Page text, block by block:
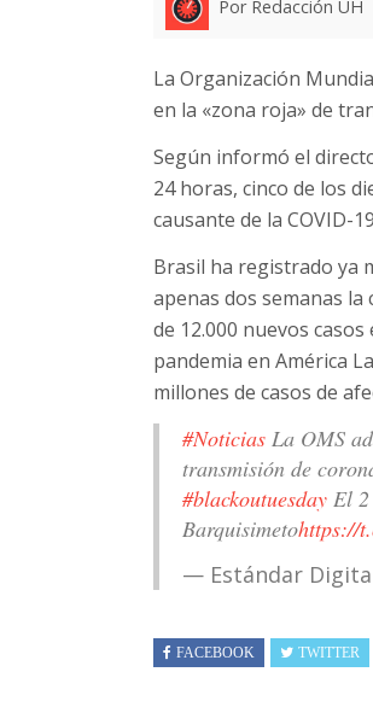
Por Redacción UH
La Organización
en la «zona roja» de
Según informó el
24 horas, cinco de los
causante de la COVID-
Brasil ha registrado ya
apenas dos semanas la
de 12.000 nuevos
pandemia en América
millones de casos de
#Noticias La OMS
transmisión de
#blackoutuesday El
Barquisimetohttps://
— Estándar
FACEBOOK TWITTER